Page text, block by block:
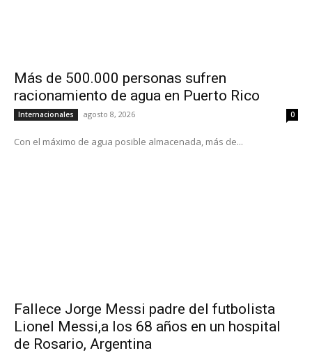
Más de 500.000 personas sufren
racionamiento de agua en Puerto Rico
Internacionales agosto 8, 2026 0
Con el máximo de agua posible almacenada, más de...
Fallece Jorge Messi padre del futbolista
Lionel Messi,a los 68 años en un hospital
de Rosario, Argentina